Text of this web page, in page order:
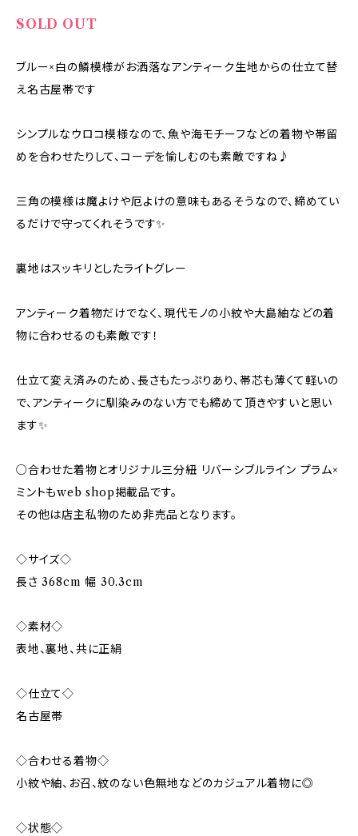
SOLD OUT
ブルー×白の鱗模様がお洒落なアンティーク生地からの仕立て替
え名古屋帯です
シンプルなウロコ模様なので、魚や海モチーフなどの着物や帯留
めを合わせたりして、コーデを愉しむのも素敵ですね♪
三角の模様は魔よけや厄よけの意味もあるそうなので、締めてい
るだけで守ってくれそうです✨
裏地はスッキリとしたライトグレー
アンティーク着物だけでなく、現代モノの小紋や大島紬などの着
物に合わせるのも素敵です！
仕立て変え済みのため、長さもたっぷりあり、帯芯も薄くて軽いの
で、アンティークに馴染みのない方でも締めて頂きやすいと思い
ます✨
○合わせた着物とオリジナル三分紐 リバーシブルライン プラム×
ミントもweb shop掲載品です。
その他は店主私物のため非売品となります。
◇サイズ◇
長さ 368cm 幅 30.3cm
◇素材◇
表地、裏地、共に正絹
◇仕立て◇
名古屋帯
◇合わせる着物◇
小紋や紬、お召、紋のない色無地などのカジュアル着物に◎
◇状態◇